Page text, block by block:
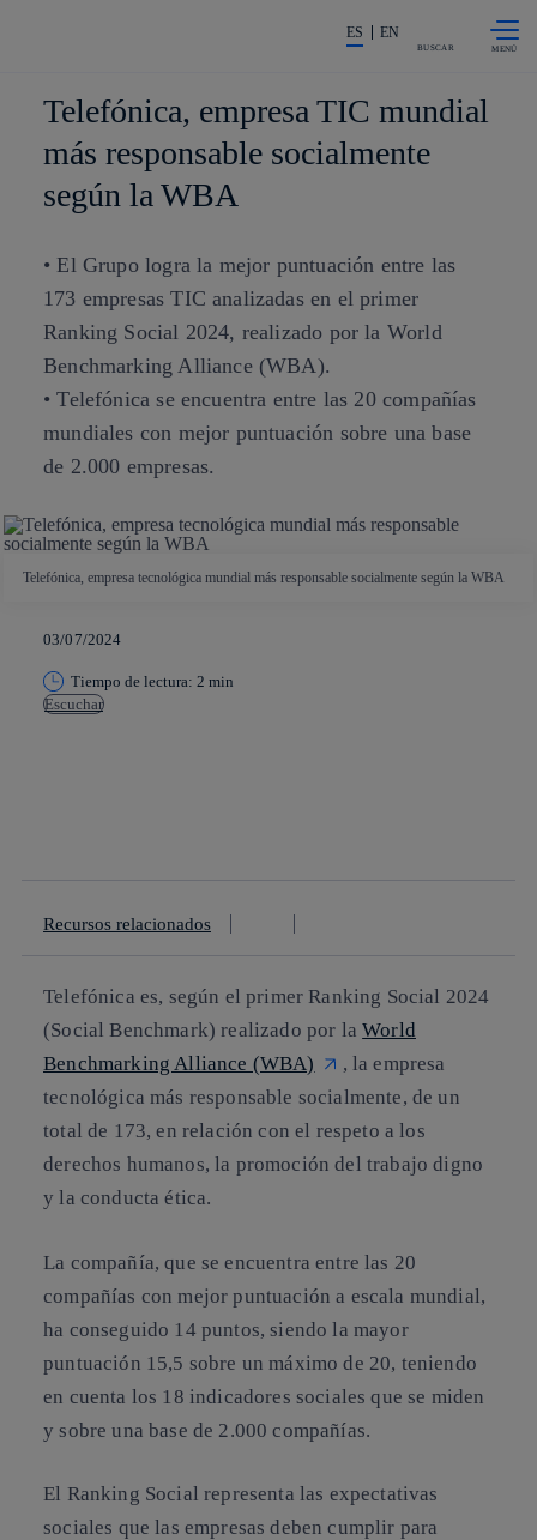
La acción en accionistas e
ES EN
BUSCAR
Telefónica, empresa TIC mundial
más responsable socialmente
según la WBA
• El Grupo logra la mejor puntuación entre las
173 empresas TIC analizadas en el primer
Ranking Social 2024, realizado por la World
Benchmarking Alliance (WBA).
• Telefónica se encuentra entre las 20 compañías
mundiales con mejor puntuación sobre una base
de 2.000 empresas.
Telefónica, empresa tecnológica mundial más responsable socialmente según la WBA
03/07/2024
Tiempo de lectura: 2 min
Escuchar
Recursos relacionados
Telefónica es, según el primer Ranking Social 2024
(Social Benchmark) realizado por laWorld
Benchmarking Alliance (WBA)
, la empresa
tecnológica más responsable socialmente, de un
total de 173, en relación con el respeto a los
derechos humanos, la promoción del trabajo digno
y la conducta ética.
La compañía, que se encuentra entre las 20
compañías con mejor puntuación a escala mundial,
ha conseguido 14 puntos, siendo la mayor
puntuación 15,5 sobre un máximo de 20, teniendo
en cuenta los 18 indicadores sociales que se miden
y sobre una base de 2.000 compañías.
El Ranking Social representa las expectativas
sociales que las empresas deben cumplir para